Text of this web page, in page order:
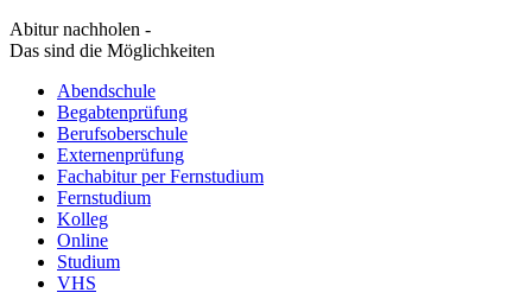
Abitur nachholen -
Das sind die Möglichkeiten
Abendschule
Begabtenprüfung
Berufsoberschule
Externenprüfung
Fachabitur per Fernstudium
Fernstudium
Kolleg
Online
Studium
VHS